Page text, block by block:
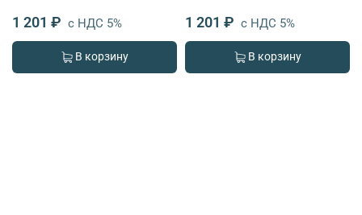
1 201 ₽ с НДС 5%
В корзину
1 201 ₽ с НДС 5%
В корзину